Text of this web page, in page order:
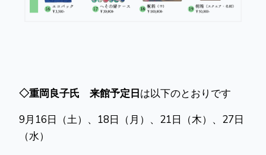
◇重岡良子氏 来館予定日は以下のとおりです
9月16日（土）、18日（月）、21日（木）、27日
（水）